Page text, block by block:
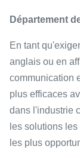
Département
En tant
anglais ou en
communication
plus efficaces
dans l'industrie
les solutions
les plus